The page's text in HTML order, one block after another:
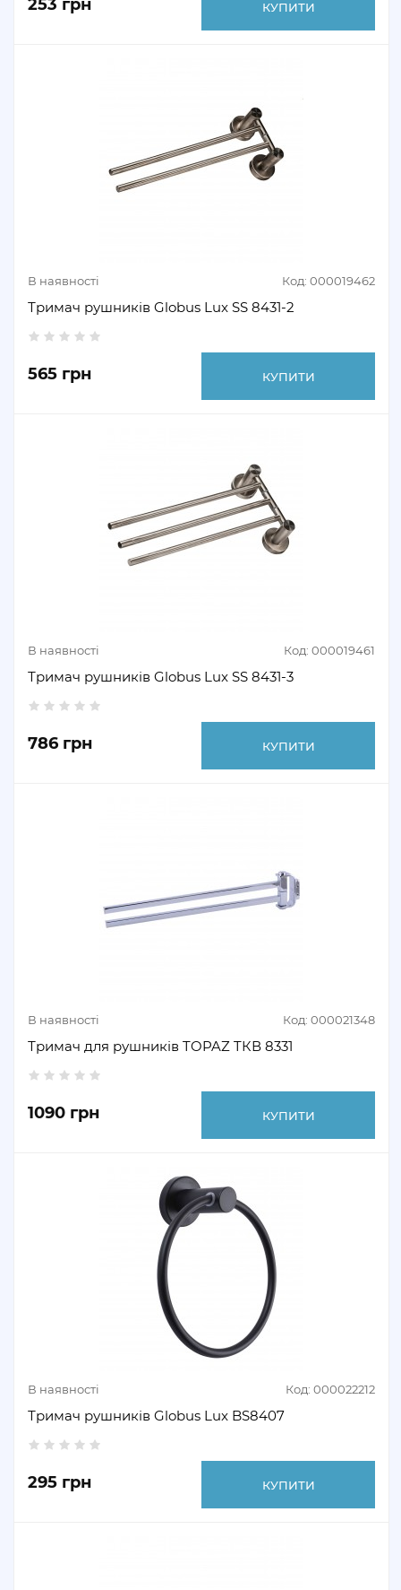
253 грн КУПИТИ
В наявності Код: 000019462
Тримач рушників Globus Lux SS 8431-2
565 грн КУПИТИ
В наявності Код: 000019461
Тримач рушників Globus Lux SS 8431-3
786 грн КУПИТИ
В наявності Код: 000021348
Тримач для рушників TOPAZ TКВ 8331
1090 грн КУПИТИ
В наявності Код: 000022212
Тримач рушників Globus Lux BS8407
295 грн КУПИТИ